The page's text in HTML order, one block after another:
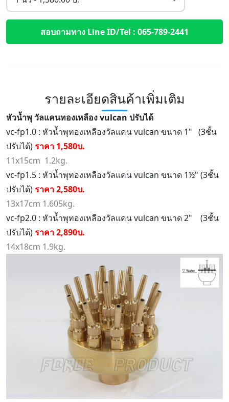
สอบถามทาง Line ID/Tel : 065-789-2441
รายละเอียดสินค้าเพิ่มเติม
หัวน้ำพุ วัลแคนทองเหลือง vulcan ปรับได้
vc-fp1.0 : หัวน้ำพุทองเหลืองวัลแคน vulcan ขนาด 1" (3ชั้น
ปรับได้)ราคา 1,580บ.
11x15cm 1.2kg.
vc-fp1.5 : หัวน้ำพุทองเหลืองวัลแคน vulcan ขนาด 1½" (3ชั้น
ปรับได้)ราคา 2,580บ.
13x17cm 1.605kg.
vc-fp2.0 : หัวน้ำพุทองเหลืองวัลแคน vulcan ขนาด 2" (3ชั้น
ปรับได้)ราคา 2,890บ.
14x18cm 1.9kg.